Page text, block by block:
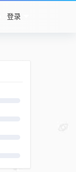
登录